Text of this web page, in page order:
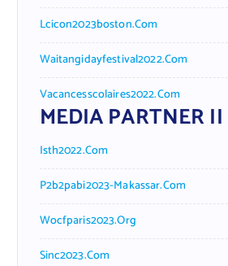
Lcicon2023boston.com
Waitangidayfestival2022.com
Vacancesscolaires2022.com
MEDIA PARTNER II
Isth2022.com
P2b2pabi2023-Makassar.com
Wocfparis2023.org
Sinc2023.com